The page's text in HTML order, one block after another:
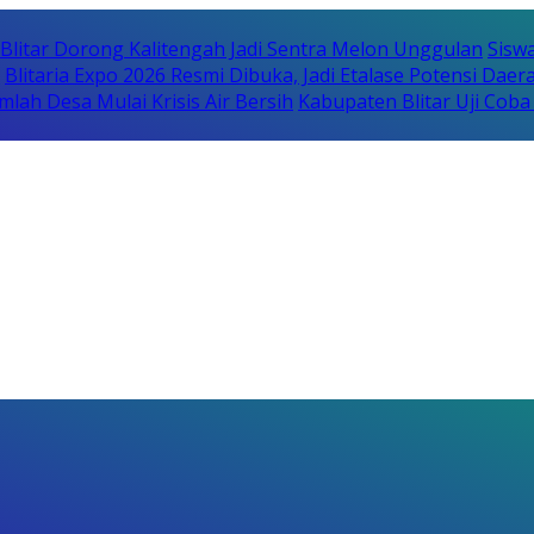
Dorong Kalitengah Jadi Sentra Melon Unggulan
Blitaria Expo 2026 Resmi Dibuka, Jadi Etalase Potensi
Desa Mulai Krisis Air Bersih Kabupaten Blitar Uji